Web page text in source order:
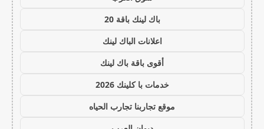
باك لينك باقة 20
اعلانات الباك لينك
أقوى باقة باك لينك
خدمات با كلينك 2026
موقع تجاربنا تجارب الحياه